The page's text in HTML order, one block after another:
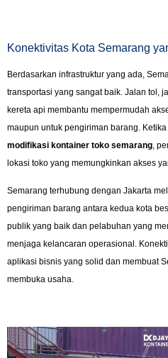
Konektivitas Kota Semarang
Berdasarkan infrastruktur yang ada,
transportasi yang sangat baik. Jalan tol,
kereta api membantu mempermudah
maupun untuk pengiriman barang.
modifikasi kontainer toko semarang,
lokasi toko yang memungkinkan akses
Semarang terhubung dengan Jakarta
pengiriman barang antara kedua kota
publik yang baik dan pelabuhan yang
menjaga kelancaran operasional.
aplikasi bisnis yang solid dan membuat
membuka usaha.